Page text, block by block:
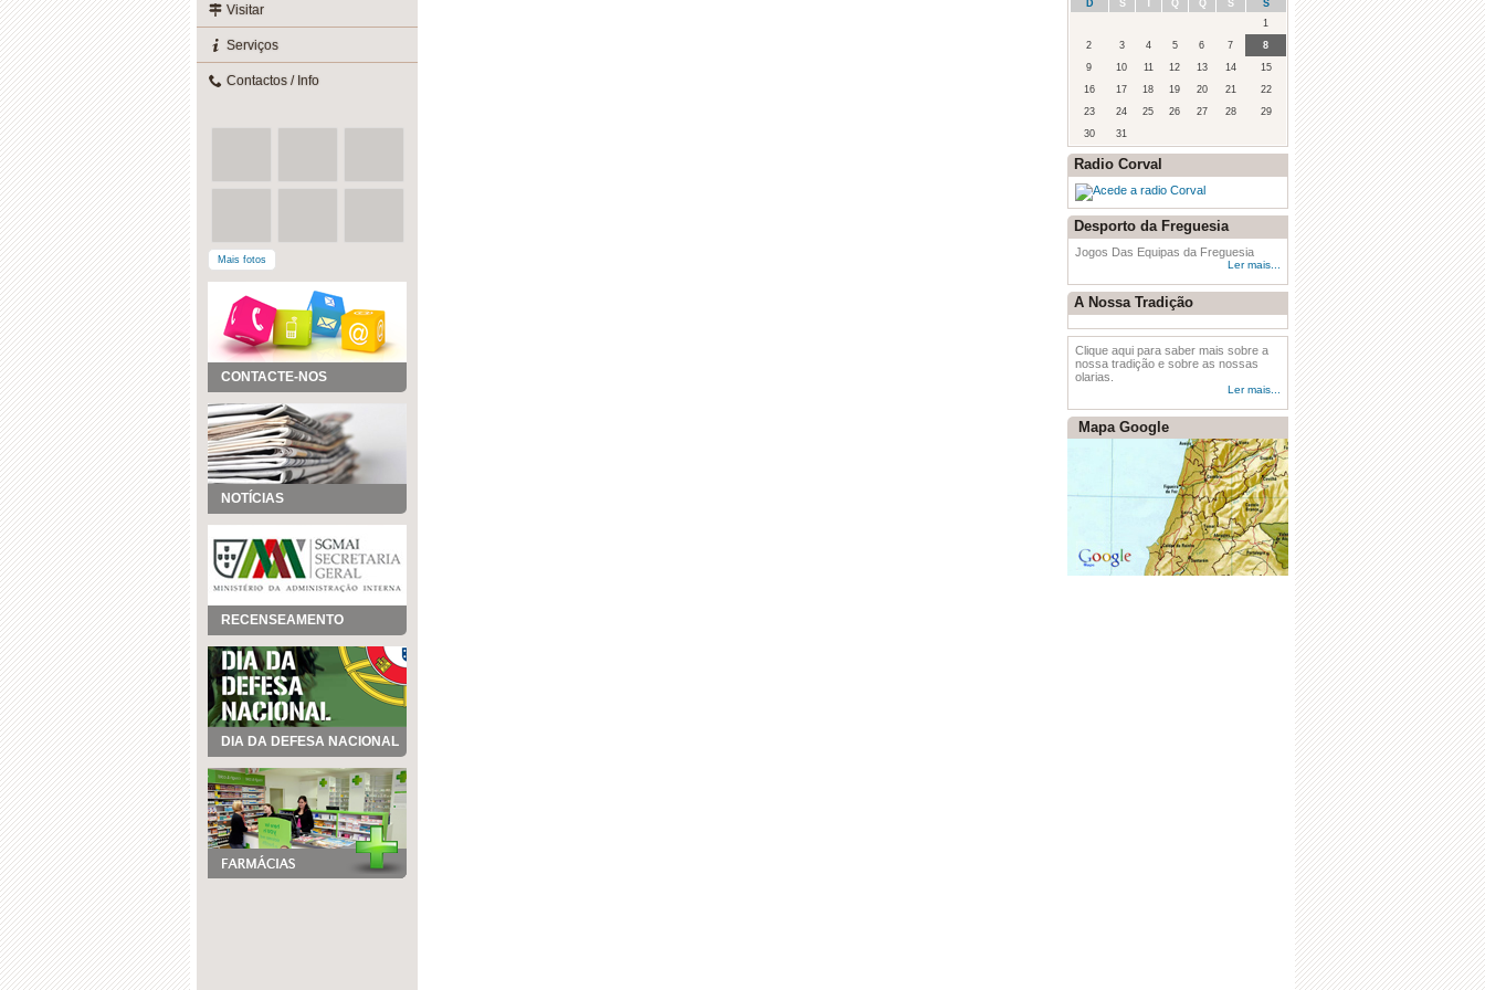
Visitar
Serviços
Contactos / Info
Mais fotos
CONTACTE-NOS
NOTÍCIAS
RECENSEAMENTO
DIA DA DEFESA NACIONAL
·Sons de Primavera
D
S T Q Q S
S
1
2
3 4 5 6 7
8
9
10 11 12 13 14
15
16
17 18 19 20 21
22
23
24 25 26 27 28
29
30
31
Radio Corval
Desporto da Freguesia
Jogos Das Equipas da Freguesia
Ler mais...
A Nossa Tradição
Clique aqui para saber mais sobre a
nossa tradição e sobre as nossas
olarias.
Ler mais...
Mapa Google